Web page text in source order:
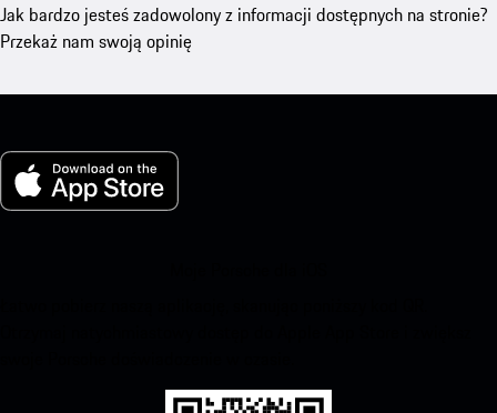
Jak bardzo jesteś zadowolony z informacji dostępnych na stronie?
Przekaż nam swoją opinię